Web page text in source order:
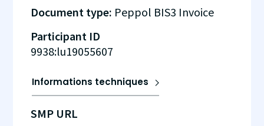
Document type: Peppol BIS3 Invoice
Participant ID
9938:lu19055607
Informations techniques
SMP URL